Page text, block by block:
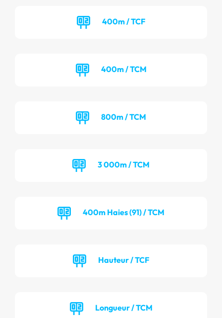
400m / TCF
400m / TCM
800m / TCM
3 000m / TCM
400m Haies (91) / TCM
Hauteur / TCF
Longueur / TCM